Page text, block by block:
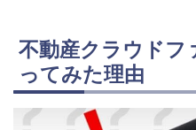
不動産クラウドフ
ってみた理由